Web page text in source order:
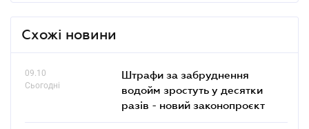
Схожі новини
09.10
Сьогодні
Штрафи за забруднення
водойм зростуть у десятки
разів - новий законопроєкт